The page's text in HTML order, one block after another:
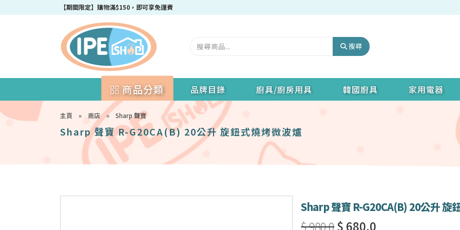
成為IPEshop會員，新會員即可獲得迎新$50購物優惠碼！
搜尋
商品分類 品牌目錄 廚具/廚房用具 韓國廚具 家用電器
主頁 » 商店» Sharp 聲寶
Sharp 聲寶 R-G20CA(B) 20公升 旋鈕式燒烤微波爐
Sharp 聲寶 R-G20CA(B) 20公升 旋
$ 980.0$ 680.0